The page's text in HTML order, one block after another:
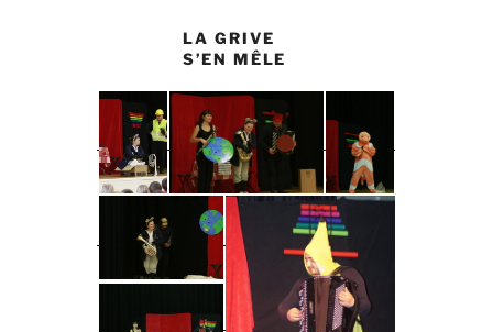
LA GRIVE
S’EN MÊLE